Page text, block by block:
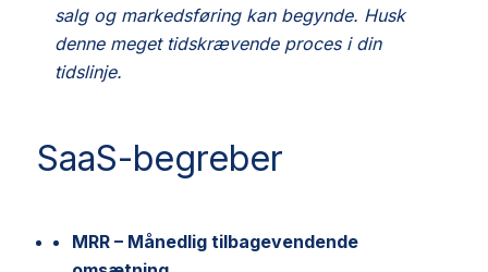
salg og markedsføring kan begynde. Husk
denne meget tidskrævende proces i din
tidslinje.
SaaS-begreber
MRR– Månedlig tilbagevendende